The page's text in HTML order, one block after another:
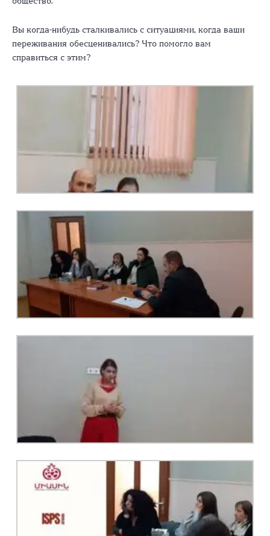
Вы когда-нибудь сталкивались с ситуациями, когда ваши
переживания обесценивались? Что помогло вам
справиться с этим?